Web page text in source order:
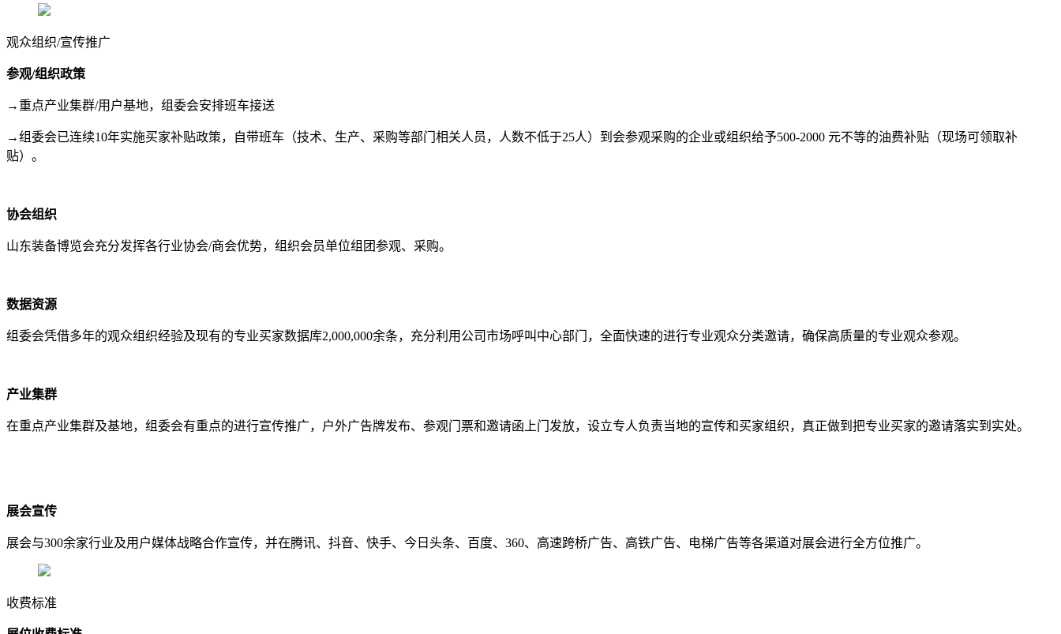
观众组织/宣传推广
参观/组织政策
→重点产业集群/用户基地，组委会安排班车接送
→组委会已连续10年实施买家补贴政策，自带班车（技术、生产、采购等部门相关人员，人数不低于25人）到会参观采购的企业或组织给予500-2000 元不等的油费补贴（现场可领取补
贴）。
协会组织
山东装备博览会充分发挥各行业协会/商会优势，组织会员单位组团参观、采购。
数据资源
组委会凭借多年的观众组织经验及现有的专业买家数据库2,000,000余条，充分利用公司市场呼叫中心部门，全面快速的进行专业观众分类邀请，确保高质量的专业观众参观。
产业集群
在重点产业集群及基地，组委会有重点的进行宣传推广，户外广告牌发布、参观门票和邀请函上门发放，设立专人负责当地的宣传和买家组织，真正做到把专业买家的邀请落实到实处。
展会宣传
展会与300余家行业及用户媒体战略合作宣传，并在腾讯、抖音、快手、今日头条、百度、360、高速跨桥广告、高铁广告、电梯广告等各渠道对展会进行全方位推广。
收费标准